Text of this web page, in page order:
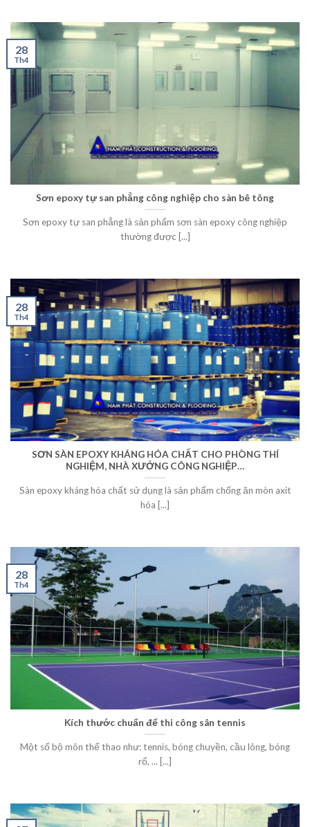
Sơn epoxy tự san phẳng công nghiệp cho sàn bê tông
Sơn epoxy tự san phẳng là sản phẩm sơn sàn epoxy công nghiệp
thường được [...]
28
Th4
SƠN SÀN EPOXY KHÁNG HÓA CHẤT CHO PHÒNG THÍ
NGHIỆM, NHÀ XƯỞNG CÔNG NGHIỆP…
Sàn epoxy kháng hóa chất sử dụng là sản phẩm chống ăn mòn axit
hóa [...]
28
Th4
Kích thước chuẩn để thi công sân tennis
Một số bộ môn thể thao như: tennis, bóng chuyền, cầu lông, bóng
rổ, ... [...]
28
Th4